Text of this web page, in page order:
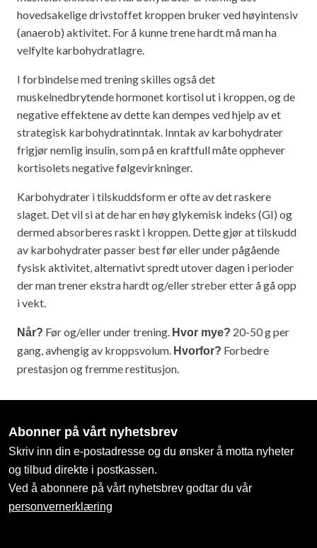
hovedsakelige drivstoffet kroppen bruker ved høyintensiv
(anaerob) aktivitet. For å kunne trene hardt må man ha
velfylte karbohydratlagre.
I forbindelse med trening skilles også det
muskelnedbrytende hormonet kortisol ut i kroppen, og de
negative effektene av dette kan dempes ved hjelp av et
strategisk karbohydratinntak. Inntak av karbohydrater
frigjør nemlig insulin, som på en kraftfull måte opphever
kortisolets negative følgevirkninger.
Karbohydrater i tilskuddsform er ofte av det raskere
slaget. Det vil si at de har en høy glykemisk indeks (GI) og
dermed absorberes raskt i kroppen. Dette gjør at tilskudd
av karbohydrater passer best før eller under pågående
fysisk aktivitet, alternativt spredt utover dagen i perioder
der man trener ekstra hardt og/eller streber etter å gå opp
i vekt.
Når? Før og/eller under trening. Hvor mye? 20-50 g per
gang, avhengig av kroppsvolum. Hvorfor? Forbedre
prestasjon og fremme restitusjon.
Abonner på vårt nyhetsbrev
Skriv inn din e-postadresse og du ønsker å motta nyheter
og tilbud direkte i postkassen.
Ved å abonnere på vårt nyhetsbrev godtar du vår
personvernerklæring